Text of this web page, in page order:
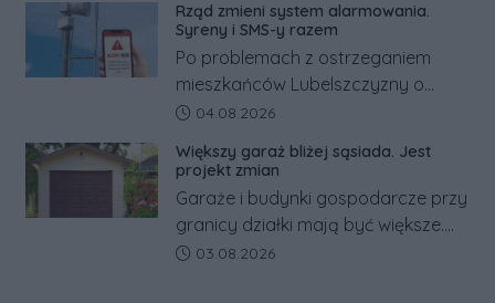
Co się dzieje?
Rząd zmieni system alarmowania.
Syreny i SMS-y razem
Po problemach z ostrzeganiem
mieszkańców Lubelszczyzny o
rosyjskim zagrożeniu rząd
alarmowych, alertów RCB i aplikacji
w jeden system.
Data dodania artykułu:
04.08.2026
Większy garaż bliżej sąsiada. Jest
projekt zmian
Garaże i budynki gospodarcze przy
granicy działki mają być większe.
Projekt zaostrza też zasady
Data dodania artykułu:
03.08.2026